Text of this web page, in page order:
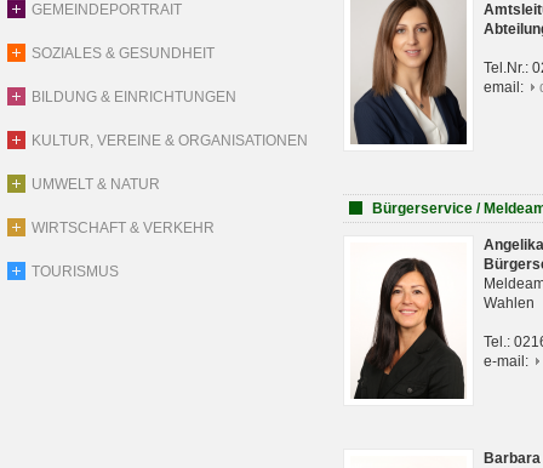
GEMEINDEPORTRAIT
SOZIALES & GESUNDHEIT
BILDUNG & EINRICHTUNGEN
KULTUR, VEREINE & ORGANISATIONEN
UMWELT & NATUR
WIRTSCHAFT & VERKEHR
TOURISMUS
Tel.Nr.:
email:
Bürgerservice /
Wahlen
Tel.:
e-mail: